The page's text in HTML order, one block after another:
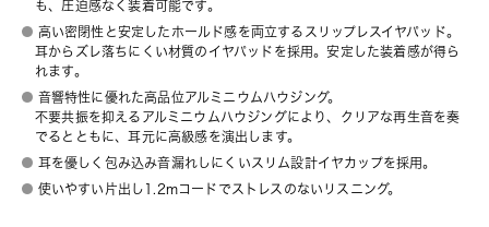
も、圧迫感なく装着可能です。
高い密閉性と安定したホールド感を両立するスリップレスイヤパッド。
耳からズレ落ちにくい材質のイヤパッドを採用。安定した装着感が得ら
れます。
音響特性に優れた高品位アルミニウムハウジング。
不要共振を抑えるアルミニウムハウジングにより、クリアな再生音を奏
でるとともに、耳元に高級感を演出します。
耳を優しく包み込み音漏れしにくいスリム設計イヤカップを採用。
使いやすい片出し1.2mコードでストレスのないリスニング。